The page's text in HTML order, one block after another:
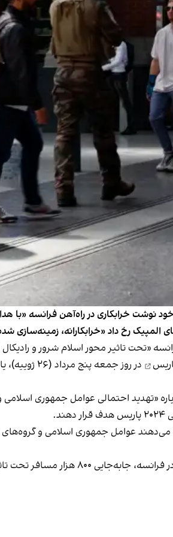
نوشت خرابکاری در راه‌آهن فرانسه «با
المپیک رخ داد «خرابکارانه، زمینه‌سازی
«تحت تاثیر محور اسلام شرور و
در روز
«تهدید احتمالی عوامل جمهوری
عوامل جمهوری اسلامی و گروه‌های
تحت تاثیر قرار گرفته است.